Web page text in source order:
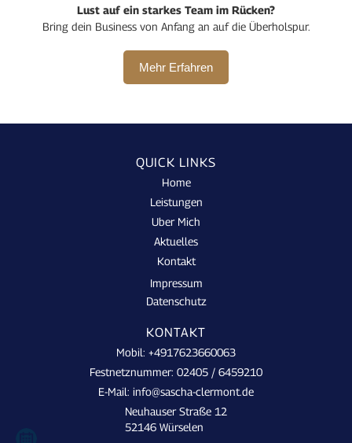
Lust auf ein starkes Team im Rücken?
Bring dein Business von Anfang an auf die Überholspur.
Mehr Erfahren
QUICK LINKS
Home
Leistungen
Uber Mich
Aktuelles
Kontakt
Impressum
Datenschutz
KONTAKT
Mobil: +4917623660063
Festnetznummer: 02405 / 6459210
E-Mail: info@sascha-clermont.de
Neuhauser Straße 12
52146 Würselen